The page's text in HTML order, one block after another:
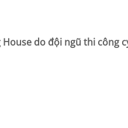
do đội ngũ thi công